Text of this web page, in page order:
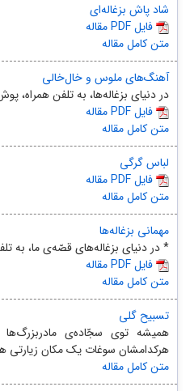
شاد پاش بزغاله‌ای
مقاله PDF فایل
متن کامل مقاله
آهنگ‌های ملوس و خال‌خالی
در دنیای بزغاله‌ها، به تلفن همراه،
مقاله PDF فایل
متن کامل مقاله
لباس گرگی
مقاله PDF فایل
متن کامل مقاله
مهمانی بزغاله‌ها
* در دنیای بزغاله‌های قصّه‌ی ما، به
مقاله PDF فایل
متن کامل مقاله
تسبیح گلی
همیشه توی سجّاده‌ی
هرکدامشان سوغات یک مکان زیارتی
متن کامل مقاله